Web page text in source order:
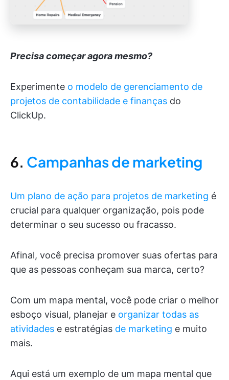
Precisa começar agora mesmo?
Experimente o modelo de gerenciamento de
projetos de contabilidade e finanças do
ClickUp.
6. Campanhas de marketing
Um plano de ação para projetos de marketing é
crucial para qualquer organização, pois pode
determinar o seu sucesso ou fracasso.
Afinal, você precisa promover suas ofertas para
que as pessoas conheçam sua marca, certo?
Com um mapa mental, você pode criar o melhor
esboço visual, planejar e organizar todas as
atividades e estratégias de marketing e muito
mais.
Aqui está um exemplo de um mapa mental que